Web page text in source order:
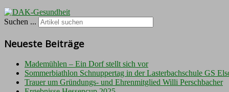
Suchen ...
Neueste Beiträge
Mademühlen – Ein Dorf stellt sich vor
Sommerbiathlon Schnuppertag in der Lasterbachschule GS
Trauer um Gründungs- und Ehrenmitglied Willi Perschbacher